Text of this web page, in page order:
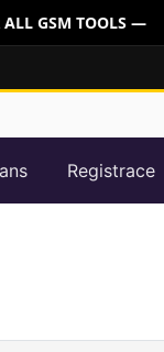
GSM TOOLS —
Registrace